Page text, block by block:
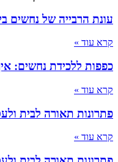
עונת הרבייה של נחשים
קרא עוד »
כפפות ללכידת נחשים:
קרא עוד »
פתרונות תאורה לבית
קרא עוד »